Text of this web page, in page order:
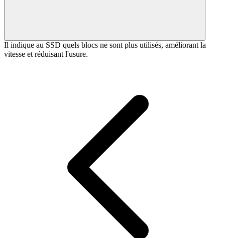
Il indique au SSD quels blocs ne sont plus utilisés, améliorant la
vitesse et réduisant l'usure.